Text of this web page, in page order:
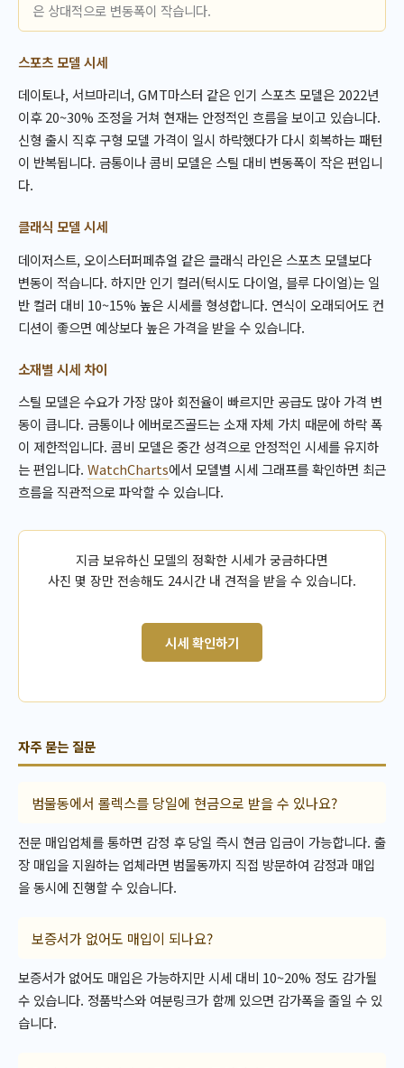
은 상대적으로 변동폭이 작습니다.
스포츠 모델 시세
데이토나, 서브마리너, GMT마스터 같은 인기 스포츠 모델은 2022년
이후 20~30% 조정을 거쳐 현재는 안정적인 흐름을 보이고 있습니다.
신형 출시 직후 구형 모델 가격이 일시 하락했다가 다시 회복하는 패턴
이 반복됩니다. 금통이나 콤비 모델은 스틸 대비 변동폭이 작은 편입니
다.
클래식 모델 시세
데이저스트, 오이스터퍼페츄얼 같은 클래식 라인은 스포츠 모델보다
변동이 적습니다. 하지만 인기 컬러(턱시도 다이얼, 블루 다이얼)는 일
반 컬러 대비 10~15% 높은 시세를 형성합니다. 연식이 오래되어도 컨
디션이 좋으면 예상보다 높은 가격을 받을 수 있습니다.
소재별 시세 차이
스틸 모델은 수요가 가장 많아 회전율이 빠르지만 공급도 많아 가격 변
동이 큽니다. 금통이나 에버로즈골드는 소재 자체 가치 때문에 하락 폭
이 제한적입니다. 콤비 모델은 중간 성격으로 안정적인 시세를 유지하
는 편입니다. WatchCharts에서 모델별 시세 그래프를 확인하면 최근
흐름을 직관적으로 파악할 수 있습니다.
지금 보유하신 모델의 정확한 시세가 궁금하다면
사진 몇 장만 전송해도 24시간 내 견적을 받을 수 있습니다.
시세 확인하기
자주 묻는 질문
범물동에서 롤렉스를 당일에 현금으로 받을 수 있나요?
전문 매입업체를 통하면 감정 후 당일 즉시 현금 입금이 가능합니다. 출
장 매입을 지원하는 업체라면 범물동까지 직접 방문하여 감정과 매입
을 동시에 진행할 수 있습니다.
보증서가 없어도 매입이 되나요?
보증서가 없어도 매입은 가능하지만 시세 대비 10~20% 정도 감가될
수 있습니다. 정품박스와 여분링크가 함께 있으면 감가폭을 줄일 수 있
습니다.